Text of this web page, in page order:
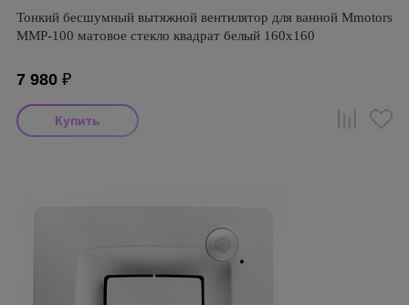
Тонкий бесшумный вытяжной вентилятор для ванной Mmotors
ММР-100 матовое стекло квадрат белый 160х160
7 980 ₽